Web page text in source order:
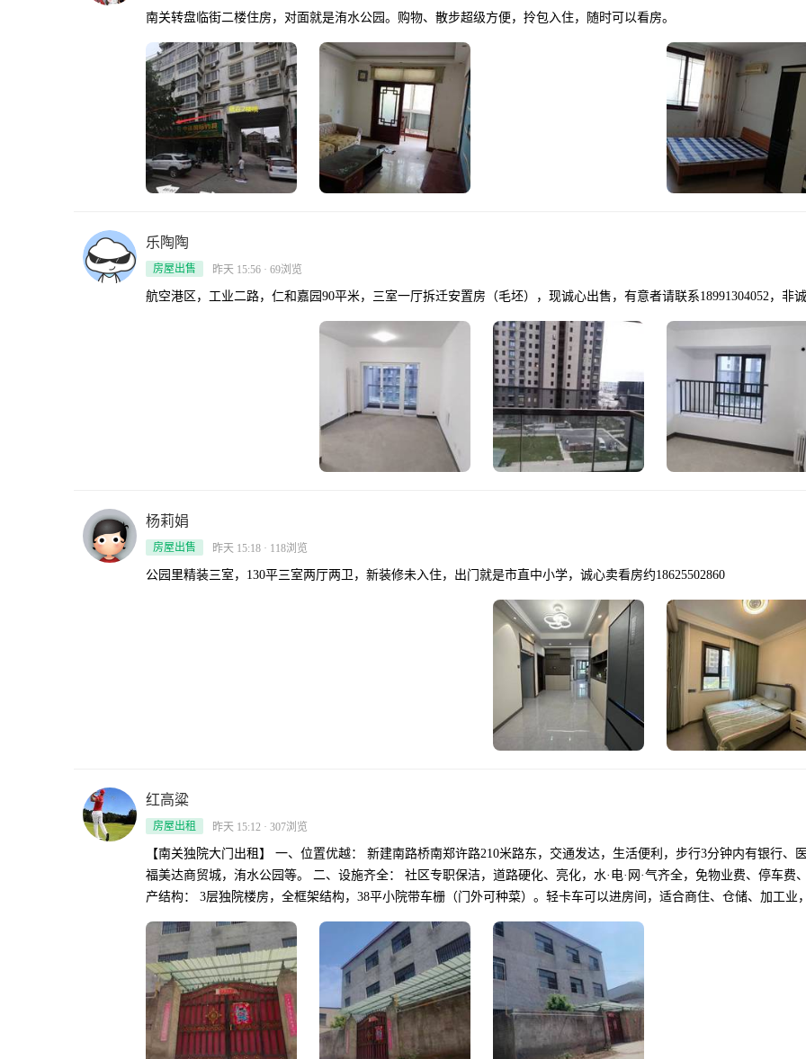
南关转盘临街二楼住房，对面就是洧水公园。购物、散步超级方便，拎包入住，随时可以看房。
乐陶陶
房屋出售 昨天 15:56 · 69浏览
航空港区，工业二路，仁和嘉园90平米，三室一厅拆迁安置房（毛坯），现诚心出售，有意者请联系18991304052，非
杨莉娟
房屋出售 昨天 15:18 · 118浏览
公园里精装三室，130平三室两厅两卫，新装修未入住，出门就是市直中小学，诚心卖看房约18625502860
红高粱
房屋出租 昨天 15:12 · 307浏览
【南关独院大门出租】 一、位置优越： 新建南路桥南郑许路210米路东，交通发达，生活便利，步行3分钟内有银行、
福美达商贸城，洧水公园等。 二、设施齐全： 社区专职保洁，道路硬化、亮化，水·电·网·气齐全，免物业费、停车费
产结构： 3层独院楼房，全框架结构，38平小院带车栅（门外可种菜）。轻卡车可以进房间，适合商住、仓储、加工业
等。 四、个性定制： 提供拎包入住、2~3楼可加装电挮，支持房间院落商住升级改造，整租分租、长短租灵活。​ ☎：132-8383-5999
微信：A191-3806-1685